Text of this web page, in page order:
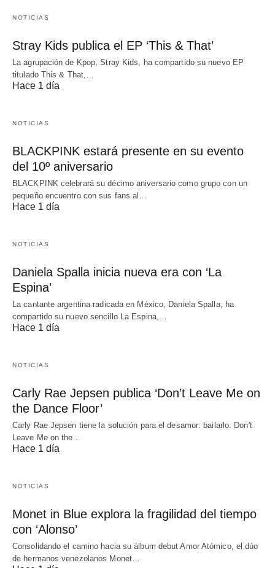
NOTICIAS
Stray Kids publica el EP ‘This & That’
La agrupación de Kpop, Stray Kids, ha compartido su nuevo EP
titulado This & That,…
Hace 1 día
NOTICIAS
BLACKPINK estará presente en su evento
del 10º aniversario
BLACKPINK celebrará su décimo aniversario como grupo con un
pequeño encuentro con sus fans al…
Hace 1 día
NOTICIAS
Daniela Spalla inicia nueva era con ‘La
Espina’
La cantante argentina radicada en México, Daniela Spalla, ha
compartido su nuevo sencillo La Espina,…
Hace 1 día
NOTICIAS
Carly Rae Jepsen publica ‘Don’t Leave Me on
the Dance Floor’
Carly Rae Jepsen tiene la solución para el desamor: bailarlo. Don't
Leave Me on the…
Hace 1 día
NOTICIAS
Monet in Blue explora la fragilidad del tiempo
con ‘Alonso’
Consolidando el camino hacia su álbum debut Amor Atómico, el dúo
de hermanos venezolanos Monet…